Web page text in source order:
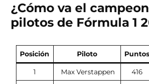
¿Cómo va el
pilotos de Fórmula 1
Posición Piloto Puntos
1 Max Verstappen 416